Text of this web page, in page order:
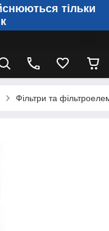
тільки
Фільтри та